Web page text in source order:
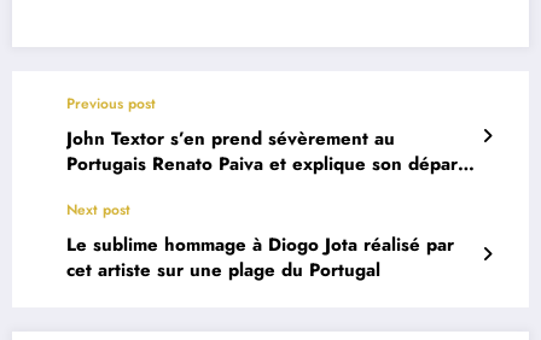
Previous post
John Textor s’en prend sévèrement au
Portugais Renato Paiva et explique son départ
Next post
Le sublime hommage à Diogo Jota réalisé par
cet artiste sur une plage du Portugal